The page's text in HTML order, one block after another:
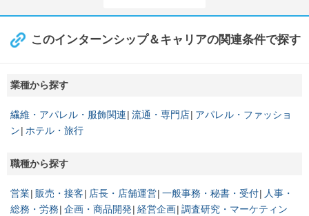
このインターンシップ＆キャリアの関連条件で探す
業種から探す
繊維・アパレル・服飾関連 流通・専門店 アパレル・ファッショ
ン ホテル・旅行
職種から探す
営業 販売・接客 店長・店舗運営 一般事務・秘書・受付
人事・
総務・労務 企画・商品開発 経営企画 調査研究・マーケティン